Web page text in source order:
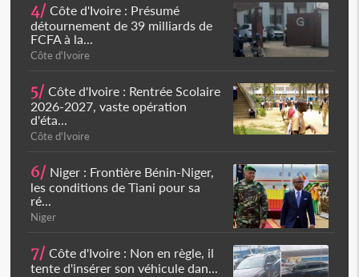
4/ Côte d'Ivoire : Présumé
détournement de 39 milliards de
FCFA à la...
Côte d'Ivoire
5/ Côte d'Ivoire : Rentrée Scolaire
2026-2027, vaste opération
d'éta...
Côte d'Ivoire
6/ Niger : Frontière Bénin-Niger,
les conditions de Tiani pour sa
ré...
Niger
7/ Côte d'Ivoire : Non en règle, il
tente d'insérer son véhicule dan...